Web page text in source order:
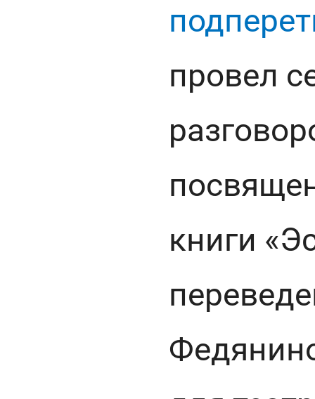
провел
книги